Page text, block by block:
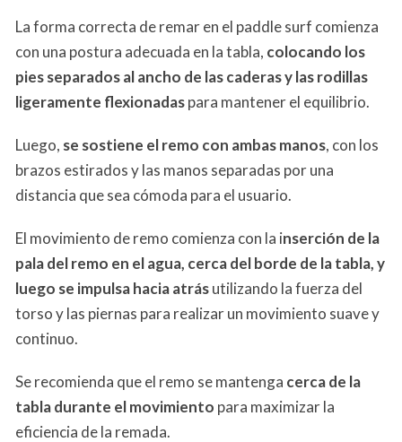
La forma correcta de remar en el paddle surf comienza
con una postura adecuada en la tabla, colocando los
pies separados al ancho de las caderas y las rodillas
ligeramente flexionadaspara mantener el equilibrio.
Luego, se sostiene el remo con ambas manos, con los
brazos estirados y las manos separadas por una
distancia que sea cómoda para el usuario.
El movimiento de remo comienza con la inserción de la
pala del remo en el agua, cerca del borde de la tabla, y
luego se impulsa hacia atrásutilizando la fuerza del
torso y las piernas para realizar un movimiento suave y
continuo.
Se recomienda que el remo se mantenga cerca de la
tabla durante el movimiento para maximizar la
eficiencia de la remada.